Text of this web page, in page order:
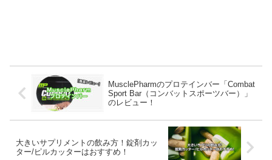
MusclePharmのプロテインバー「Combat
Sport Bar（コンバットスポーツバー）」
のレビュー！
大きいサプリメントの飲み方！錠剤カッ
ター/ピルカッターはおすすめ！